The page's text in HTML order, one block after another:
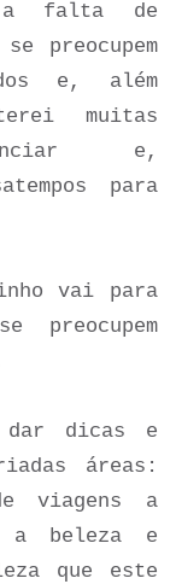
a falta de
preocupem
e, além
muitas
e,
para
vai para
preocupem
dar dicas e
áreas:
viagens a
a beleza e
que este